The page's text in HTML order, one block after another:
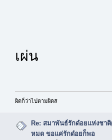
เผ่น
ผิดก็ว่าไปตามผิดส
Re: สมาพันธ์รักด๋อยแห่งชา
หมด ขอแค่รักด๋อยก็พอ